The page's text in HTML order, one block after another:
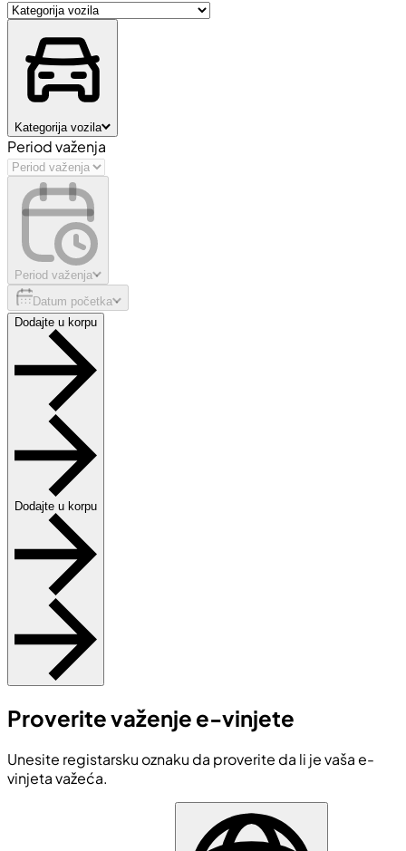
Kategorija vozila
Period važenja
Period važenja
Datum početka
Dodajte u korpu
Dodajte u korpu
Proverite važenje e-vinjete
Unesite registarsku oznaku da proverite da li je vaša e-
vinjeta važeća.